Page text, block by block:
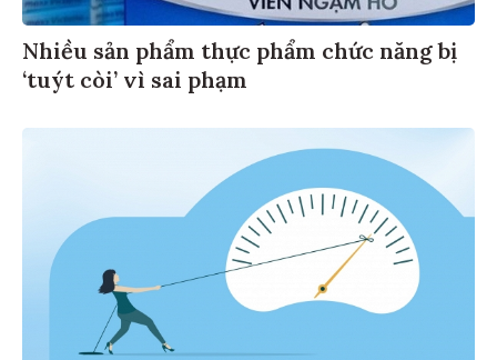
Nhiều sản phẩm thực phẩm chức năng bị
‘tuýt còi’ vì sai phạm